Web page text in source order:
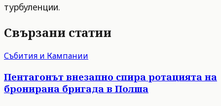
турбуленции.
Свързани статии
Събития и Кампании
Пентагонът внезапно спира ротацията на
бронирана бригада в Полша